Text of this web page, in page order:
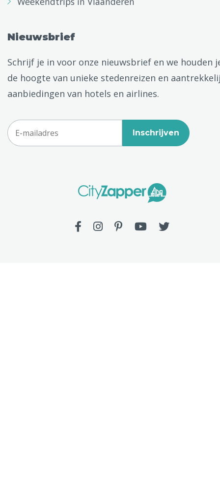
Nieuwsbrief
Schrijf je in voor onze nieuwsbrief en we houden
de hoogte van unieke stedenreizen en
aanbiedingen van hotels en airlines.
Inschrijven